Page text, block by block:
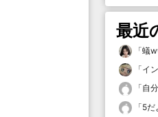
最近
「蟻
「イ
「自
「5だ